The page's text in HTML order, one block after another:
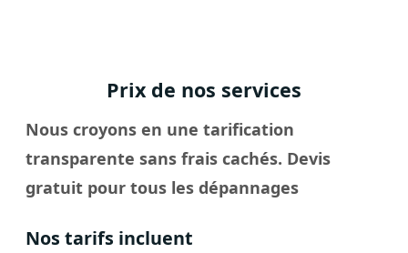
Prix de nos services
Nous croyons en une tarification
transparente sans frais cachés. Devis
gratuit pour tous les dépannages
Nos tarifs incluent